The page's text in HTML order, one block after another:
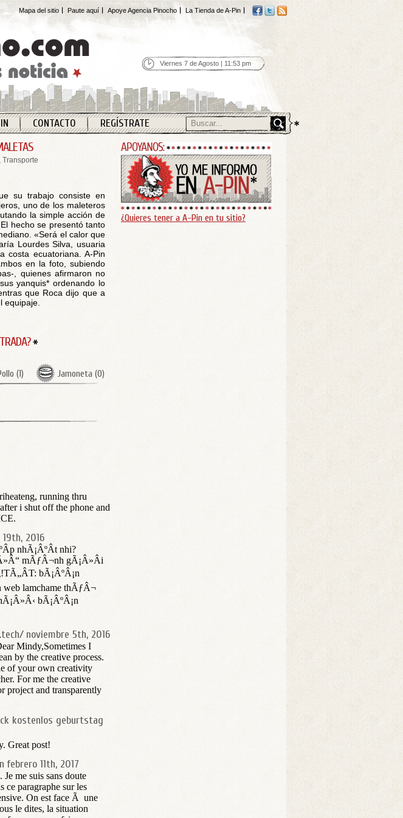
Mapa del sitio Paute aquí Apoye Agencia Pinocho La Tienda de A-Pin
Viernes 7 de Agosto | 11:53 pm
CONTACTO REGÍSTRATE
, Transporte
su trabajo consiste en
uno de los maleteros
la simple acción de
hecho se presentó tanto
«Será el calor que
Lourdes Silva, usuaria
costa ecuatoriana. A-Pin
en la foto, subiendo
, quienes afirmaron no
yanquis* ordenando lo
que Roca dijo que a
equipaje.
(1) Jamoneta (0)
running thru
i shut off the phone and
2016
nhÃ¡ÂºÂ­t nhi?
mÃƒÂ¬nh gÃ¡Â»Â­i
bÃ¡ÂºÂ¡n
web lamchame thÃƒÂ¬
bÃ¡ÂºÂ¡n
noviembre 5th, 2016
Mindy,Sometimes I
by the creative process.
of your own creativity
For me the creative
project and transparently
kostenlos geburtstag
Great post!
febrero 11th, 2017
me suis sans doute
ce paragraphe sur les
On est face Ã une
le dites, la situation
¿Quieres tener a A-Pin en tu sitio?